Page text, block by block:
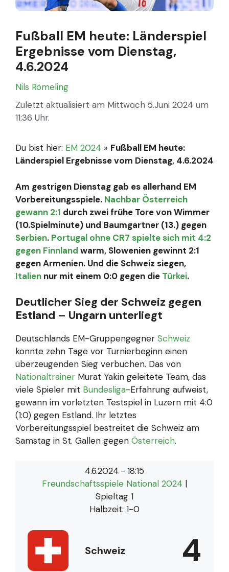
Fußball EM heute: Länderspiel
Ergebnisse vom Dienstag,
4.6.2024
Nils Römeling
Zuletzt aktualisiert am Mittwoch 5.Juni 2024 um
11:36 Uhr.
Du bist hier: EM 2024 » Fußball EM heute:
Länderspiel Ergebnisse vom Dienstag, 4.6.2024
Am gestrigen Dienstag gab es allerhand EM
Vorbereitungsspiele. Nachbar Österreich
gewann 2:1 durch zwei frühe Tore von Wimmer
(10.Spielminute) und Baumgartner (13.) gegen
Serbien. Portugal ohne CR7 spielte sich mit 4:2
gegen Finnland warm, Slowenien gewinnt 2:1
gegen Armenien. Und die Schweiz siegen,
Italien nur mit einem 0:0 gegen die Türkei.
Deutlicher Sieg der Schweiz gegen
Estland – Ungarn unterliegt
Deutschlands EM-Gruppengegner Schweiz
konnte zehn Tage vor Turnierbeginn einen
überzeugenden Sieg verbuchen. Das von
Nationaltrainer Murat Yakin geleitete Team, das
viele Spieler mit Bundesliga-Erfahrung aufweist,
gewann im vorletzten Testspiel in Luzern mit 4:0
(1:0) gegen Estland. Ihr letztes
Vorbereitungsspiel bestreitet die Schweiz am
Samstag in St. Gallen gegen Österreich.
4.6.2024 - 18:15
Freundschaftsspiele National 2024 |
Spieltag 1
Halbzeit: 1-0
Schweiz 4